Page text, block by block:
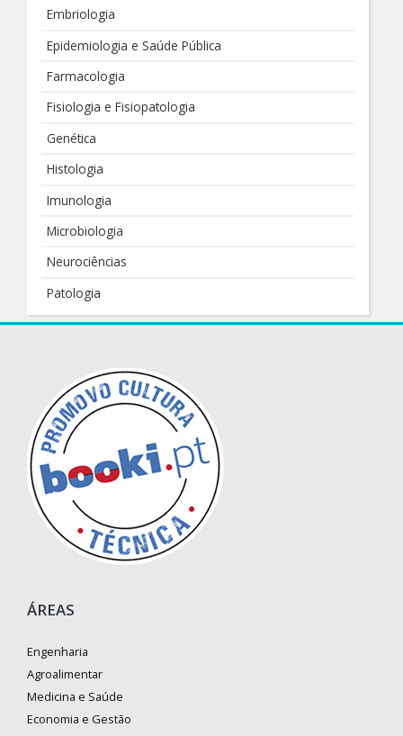
Embriologia
Epidemiologia e Saúde Pública
Farmacologia
Fisiologia e Fisiopatologia
Genética
Histologia
Imunologia
Microbiologia
Neurociências
Patologia
ÁREAS
Engenharia
Agroalimentar
Medicina e Saúde
Economia e Gestão